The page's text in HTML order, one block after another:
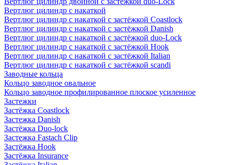
Вертлюг цилиндр с накаткой
Вертлюг цилиндр с накаткой с застёжкой Coastlock
Вертлюг цилиндр с накаткой с застёжкой Danish
Вертлюг цилиндр с накаткой с застёжкой duo-Lock
Вертлюг цилиндр с накаткой с застёжкой Hook
Вертлюг цилиндр с накаткой с застёжкой Italian
Вертлюг цилиндр с накаткой с застёжкой scandi
Заводные кольца
Кольцо заводное овальное
Кольцо заводное профилированное плоское усиленное
Застежки
Застёжка Coastlock
Застежка Danish
Застёжка Duo-lock
Застежка Fastach Clip
Застёжка Hook
Застёжка Insurance